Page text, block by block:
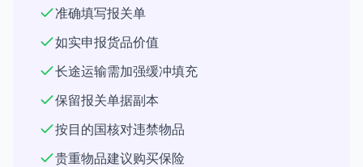
准确填写报关单
如实申报货品价值
长途运输需加强缓冲填充
保留报关单据副本
按目的国核对违禁物品
贵重物品建议购买保险